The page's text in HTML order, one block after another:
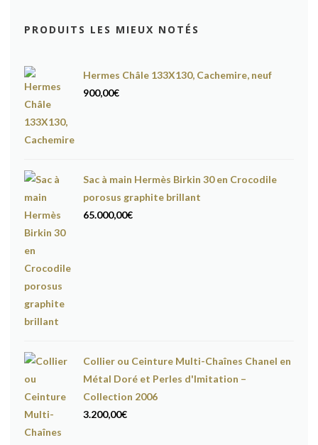
PRODUITS LES MIEUX NOTÉS
Hermes Châle 133X130, Cachemire, neuf
900,00€
Sac à main Hermès Birkin 30 en Crocodile
porosus graphite brillant
65.000,00€
Collier ou Ceinture Multi-Chaînes Chanel en
Métal Doré et Perles d'Imitation –
Collection 2006
3.200,00€